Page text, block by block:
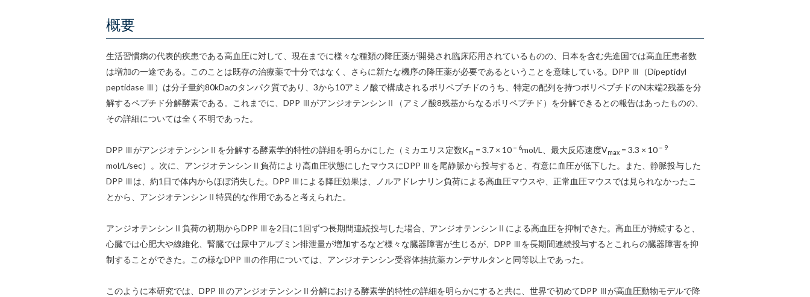
概要
生活習慣病の代表的疾患である高血圧に対して、現在までに様々な種類の降圧薬が開発され臨床応用されているものの、日本を含む先進国では高血圧患者数
は増加の一途である。このことは既存の治療薬で十分ではなく、さらに新たな機序の降圧薬が必要であるということを意味している。DPP Ⅲ（Dipeptidyl
peptidase Ⅲ）は分子量約80kDaのタンパク質であり、3から10アミノ酸で構成されるポリペプチドのうち、特定の配列を持つポリペプチドのN末端2残基を分
解するペプチド分解酵素である。これまでに、DPP ⅢがアンジオテンシンⅡ（アミノ酸8残基からなるポリペプチド）を分解できるとの報告はあったものの、
その詳細については全く不明であった。
DPP ⅢがアンジオテンシンⅡを分解する酵素学的特性の詳細を明らかにした（ミカエリス定数Km = 3.7 × 10 －6mol/L、最大反応速度Vmax = 3.3 × 10 －9
mol/L/sec）。次に、アンジオテンシンⅡ負荷により高血圧状態にしたマウスにDPP Ⅲを尾静脈から投与すると、有意に血圧が低下した。また、静脈投与した
DPP Ⅲは、約1日で体内からほぼ消失した。DPP Ⅲによる降圧効果は、ノルアドレナリン負荷による高血圧マウスや、正常血圧マウスでは見られなかったこ
とから、アンジオテンシンⅡ特異的な作用であると考えられた。
アンジオテンシンⅡ負荷の初期からDPP Ⅲを2日に1回ずつ長期間連続投与した場合、アンジオテンシンⅡによる高血圧を抑制できた。高血圧が持続すると、
心臓では心肥大や線維化、腎臓では尿中アルブミン排泄量が増加するなど様々な臓器障害が生じるが、DPP Ⅲを長期間連続投与するとこれらの臓器障害を抑
制することができた。この様なDPP Ⅲの作用については、アンジオテンシン受容体拮抗薬カンデサルタンと同等以上であった。
このように本研究では、DPP ⅢのアンジオテンシンⅡ分解における酵素学的特性の詳細を明らかにすると共に、世界で初めてDPP Ⅲが高血圧動物モデルで降